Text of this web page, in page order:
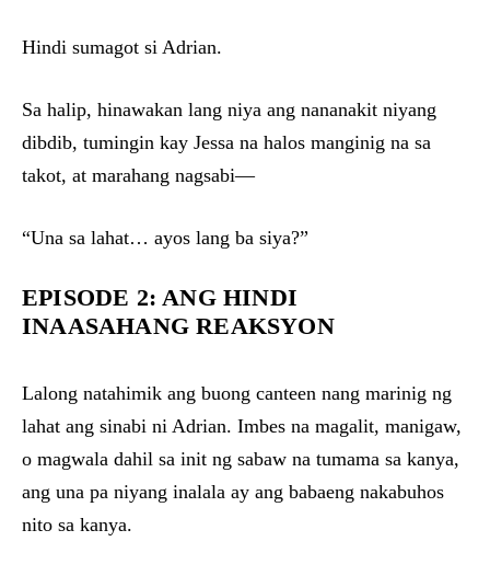
Hindi sumagot si Adrian.
Sa halip, hinawakan lang niya ang nananakit niyang
dibdib, tumingin kay Jessa na halos manginig na sa
takot, at marahang nagsabi—
“Una sa lahat… ayos lang ba siya?”
EPISODE 2: ANG HINDI
INAASAHANG REAKSYON
Lalong natahimik ang buong canteen nang marinig ng
lahat ang sinabi ni Adrian. Imbes na magalit, manigaw,
o magwala dahil sa init ng sabaw na tumama sa kanya,
ang una pa niyang inalala ay ang babaeng nakabuhos
nito sa kanya.